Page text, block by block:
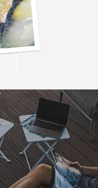
„- Retouren
umgehend